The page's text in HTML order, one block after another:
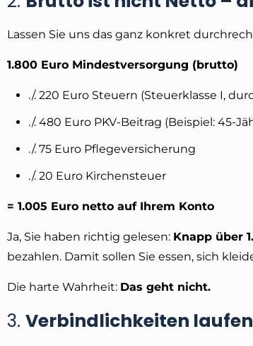
Lassen Sie uns das ganz konkret
1.800 Euro Mindestversorgung (brutto)
./. 220 Euro Steuern (Steuerklasse I,
./. 480 Euro PKV-Beitrag (Beispiel: 45-
./. 75 Euro Pflegeversicherung
./. 20 Euro Kirchensteuer
= 1.005 Euro netto auf Ihrem Konto
Ja, Sie haben richtig gelesen: Knapp über
bezahlen. Damit sollen Sie essen, sich
Die harte Wahrheit: Das geht nicht.
3. Verbindlichkeiten